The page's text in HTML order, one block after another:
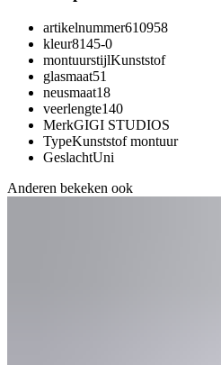
artikelnummer610958
kleur8145-0
montuurstijlKunststof
glasmaat51
neusmaat18
veerlengte140
MerkGIGI STUDIOS
TypeKunststof montuur
GeslachtUni
Anderen bekeken ook